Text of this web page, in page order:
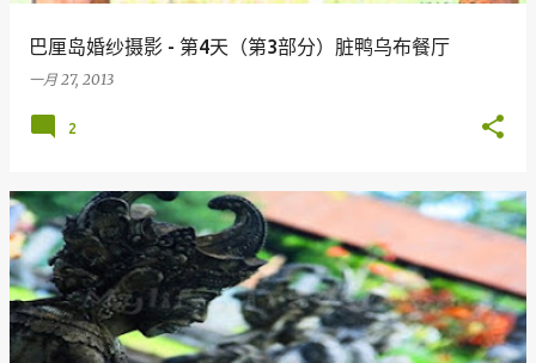
巴厘岛婚纱摄影 - 第4天（第3部分）脏鸭乌布餐厅
一月 27, 2013
2